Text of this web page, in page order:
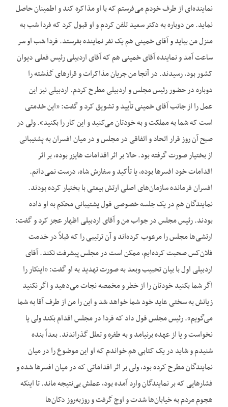
نماینده‌‌ای از طرف خودم می‌‌فرستم که با او مذاکره کند و اطمینان حاصل
نماید. من دوباره به دکتر سعید تلفن کردم و او قبول کرد که فردا شب به
منزل من بیاید و آقای خمینی هم یک نفر نماینده بفرستد. فردا شب او سر
ساعت آمد و نماینده آقای خمینی هم که آقای اردبیلی رئیس فعلی دیوان
کشور بود، رسیدند. در آنجا من جریان مذاکرات و قرارهای گذشته را
دوباره در حضور رئیس مجلس و اردبیلی مطرح کردم. اردبیلی نیز این
عمل را از جانب آقای خمینی تأیید و تشویق کرد و گفت: «این خدمتی
است که شما به مملکت و به خودتان می‌‌کنید و این کار را بکنید». ولی در
صبح آن روز قرار اتحاد و اتفاقی در مجلس و در میان افسران به پشتیبانی
از بختیار صورت گرفته بود. حالا بر اثر اقدامات هایزر بوده، بر اثر
اقدامات خود افسرها بوده، یا تأکید و سفارش شاه، درست نمی‌‌دانم.
افسران فرمانده سازمان‌‌های اصلی ارتش بیعتی با بختیار کرده بودند.
نمایندگان هم در یک جلسه خصوصی قول پشتیبانی محکم به او داده
بودند. رئیس مجلس در جواب من و آقای اردبیلی اظهار عجز کرد و گفت:
ارتشی‌‌ها مجلس را مرعوب کرده‌‌اند و آن ترتیبی را که قبلاً در خدمت
فلان‌‌کس صحبت کرده‌‌ایم، ممکن است در مجلس پیشرفت نکند. آقای
اردبیلی اول با بیان تحبیب وبعد به صورت تهدید به او گفت: «اینکار را
اگر شما بکنید خودتان را از خطر و مخمصه نجات می‌‌دهید و اگر نکنید
زیانش به سختی عاید خود شما خواهد شد و این را من از طرف آقا به شما
می‌‌گویم». رئیس مجلس قول داد که فردا در مجلس اقدام بکند ولی یا
نخواست و یا از عهده برنیامد و به طفره و تعلل گذراندند. بعداً بنده
شنیدم و شاید در یک کتابی هم خواندم که او این موضوع را در میان
نمایندگان مطرح کرده بود، ولی بر اثر اقداماتی که در میان افسرها شده و
فشارهایی که بر نمایندگان وارد آمده بود، عملش بی‌‌نتیجه ماند. تا اینکه
هجوم مردم به خیابان‌‌ها شدت و اوج گرفت و روزبه‌‌روز دکان‌‌ها